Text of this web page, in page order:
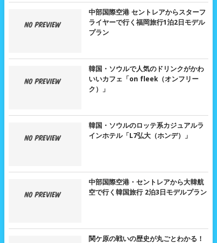
中部国際空港 セントレアからスターフ
ライヤーで行く福岡旅行1泊2日モデル
プラン
韓国・ソウルで人気のドリンクがかわ
いいカフェ「on fleek（オンフリー
ク）」
韓国・ソウルのロッテ系カジュアルラ
インホテル「L7弘大（ホンデ）」
中部国際空港・セントレアから大韓航
空で行く韓国旅行 2泊3日モデルプラン
関ケ原の戦いの歴史が丸ごとわかる！